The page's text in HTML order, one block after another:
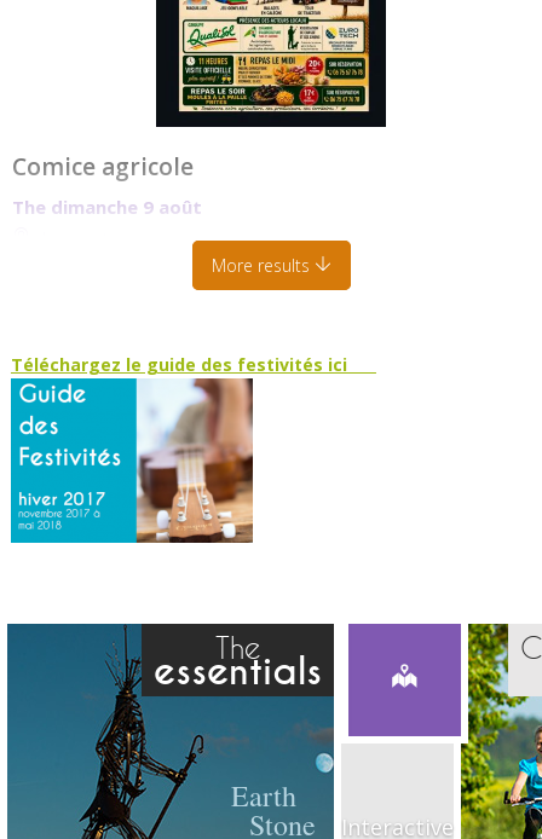
Comice agricole
The dimanche 9 août
More results
Téléchargez le guide des festivités ici
The
essentials
Earth
Stone
Interactive